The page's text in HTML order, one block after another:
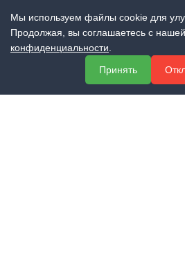
МЕНЮ
Мы используем файлы cookie для
Продолжая, вы соглашаетесь с нашей
конфиденциальности
Принять